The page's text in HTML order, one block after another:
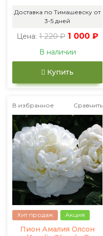
Доставка по Тимашевску от
3-5 дней
Цена: 1 220 ₽ 1 000 ₽
В наличии
Купить
В избранное Сравнить
Хит продаж Акция
Пион Амалия Олсон